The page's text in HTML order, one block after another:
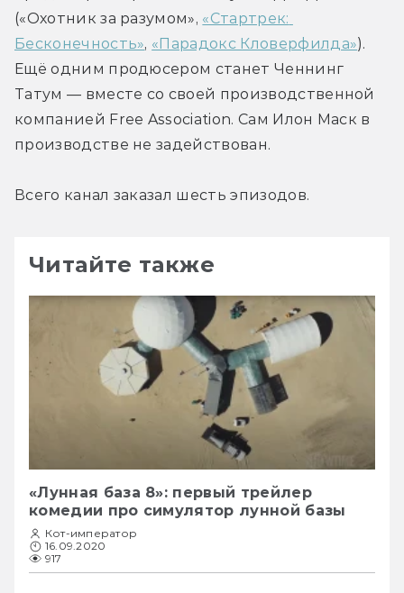
(«Охотник за разумом», «Стартрек:
Бесконечность», «Парадокс Кловерфилда»).
Ещё одним продюсером станет Ченнинг
Татум — вместе со своей производственной
компанией Free Association. Сам Илон Маск в
производстве не задействован.
Всего канал заказал шесть эпизодов.
Читайте также
«Лунная база 8»: первый трейлер
комедии про симулятор лунной базы
Кот-император
16.09.2020
917